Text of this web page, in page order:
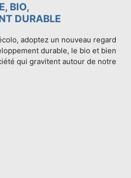
BIO,
DURABLE
adoptez un nouveau regard
durable, le bio et bien
qui gravitent autour de notre